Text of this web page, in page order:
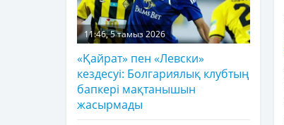
11:46, 5 тамыз 2026
«Қайрат» пен «Левски»
кездесуі: Болгариялық клубтың
бапкері мақтанышын
жасырмады